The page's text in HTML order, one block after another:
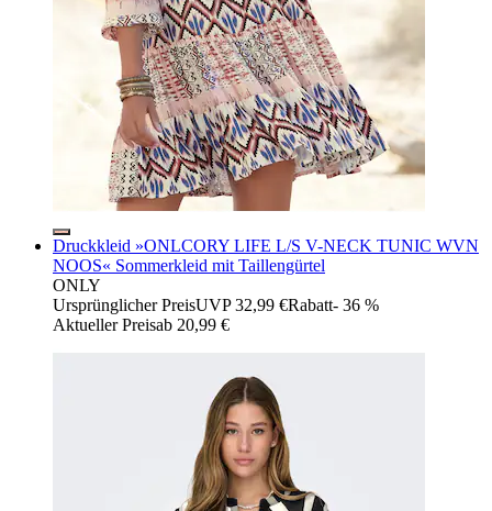
Druckkleid »ONLCORY LIFE L/S V-NECK TUNIC WVN
NOOS« Sommerkleid mit Taillengürtel
ONLY
Ursprünglicher PreisUVP 32,99 €Rabatt- 36 %
Aktueller Preisab 20,99 €